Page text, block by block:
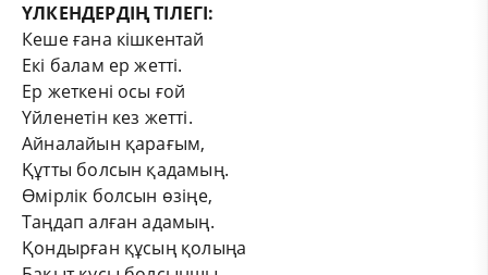
ҮЛКЕНДЕРДІҢ ТІЛЕГІ:
Кеше ғана кішкентай
Екі балам ер жетті.
Ер жеткені осы ғой
Үйленетін кез жетті.
Айналайын қарағым,
Құтты болсын қадамың.
Өмірлік болсын өзіңе,
Таңдап алған адамың.
Қондырған құсың қолыңа